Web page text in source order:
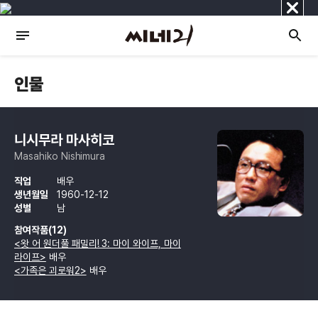
닫
기
인물
니시무라 마사히코
Masahiko Nishimura
직업
배우
생년월일
1960-12-12
성별
남
참여작품(12)
<왓 어 원더풀 패밀리! 3: 마이 와이프, 마이
라이프> 배우
<가족은 괴로워2> 배우